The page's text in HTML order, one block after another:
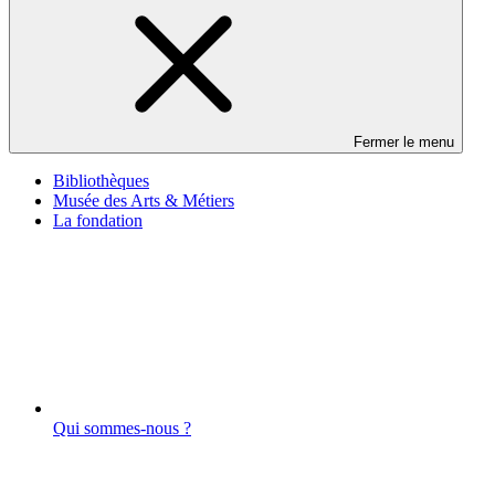
Fermer le menu
Bibliothèques
Musée des Arts & Métiers
La fondation
Qui sommes-nous ?